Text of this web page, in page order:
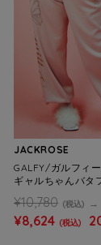
JACKROSE
GALFY/ガルフィ
ギャルちゃんバタ
¥10,780 (税込)
¥8,624 (税込)